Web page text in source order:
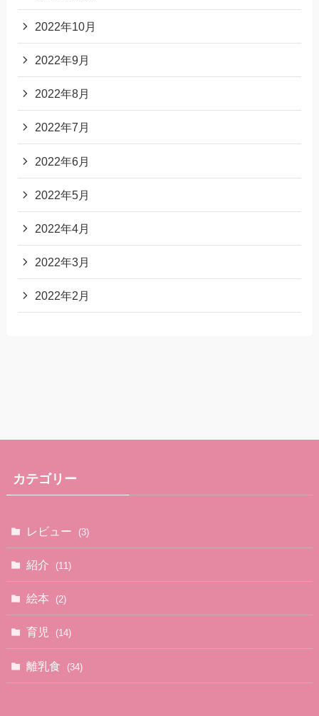
2022年10月
2022年9月
2022年8月
2022年7月
2022年6月
2022年5月
2022年4月
2022年3月
2022年2月
カテゴリー
レビュー (3)
紹介 (11)
絵本 (2)
育児 (14)
離乳食 (34)